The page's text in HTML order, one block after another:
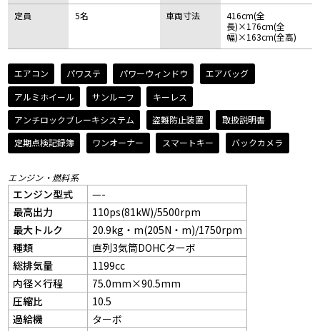
定員
5名 車両寸法
416cm(全
長)×176cm(全
幅)×163cm(全高)
エアコン パワステ パワーウィンドウ
エアバッグ
アルミホイール
サンルーフ
キーレス
アンチロックブレーキシステム
盗難防止装置
取扱説明書
定期点検記録簿
ワンオーナー スマートキー バックカメラ
エンジン・燃料系
エンジン型式
—-
最高出力
110ps(81kW)/5500rpm
最大トルク
20.9kg・m(205N・m)/1750rpm
種類
直列3気筒DOHCターボ
総排気量
1199cc
内径×行程
75.0mm×90.5mm
圧縮比
10.5
過給機
ターボ